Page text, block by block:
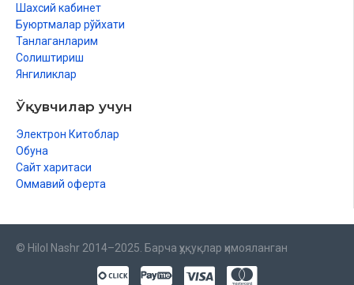
Шахсий кабинет
Буюртмалар рўйхати
Танлаганларим
Солиштириш
Янгиликлар
Ўқувчилар учун
Электрон Китоблар
Обуна
Сайт харитаси
Оммавий оферта
© Hilol Nashr 2014–2025. Барча ҳуқуқлар ҳимояланган